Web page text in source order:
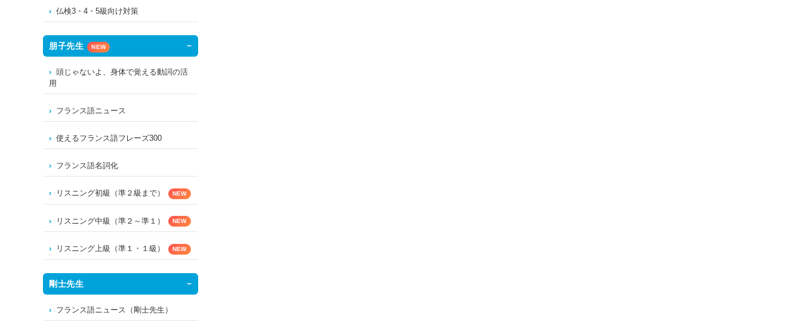
仏検3・4・5級向け対策
朋子先生 NEW
頭じゃないよ、身体で覚える動詞の活
用
フランス語ニュース
使えるフランス語フレーズ300
フランス語名詞化
リスニング初級（準２級まで） NEW
リスニング中級（準２～準１） NEW
リスニング上級（準１・１級） NEW
剛士先生
フランス語ニュース（剛士先生）